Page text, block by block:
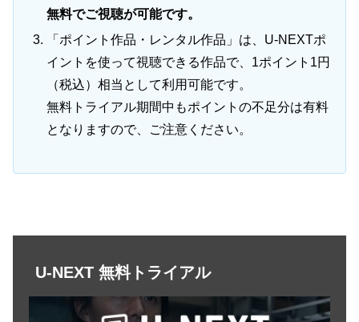
無料でご視聴が可能です。
「ポイント作品・レンタル作品」は、U-NEXTポ
イントを使って視聴できる作品で、1ポイント1円
（税込）相当として利用可能です。
無料トライアル期間中もポイントの不足分は有料
となりますので、ご注意ください。
U-NEXT 無料トライアル